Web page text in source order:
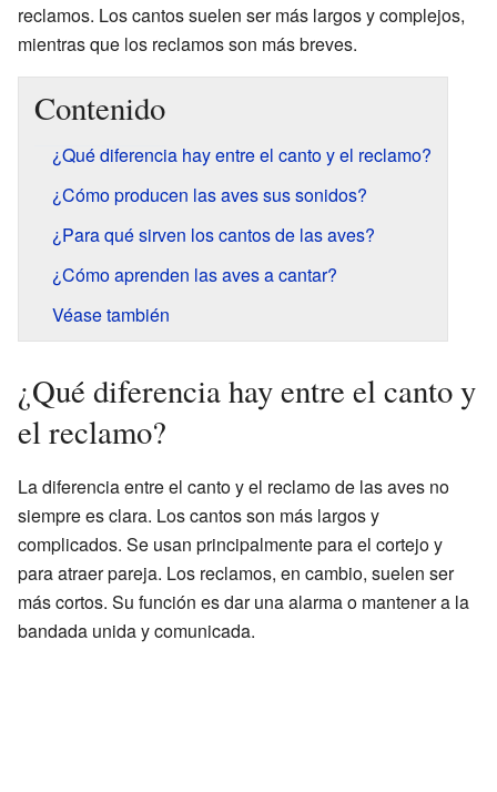
reclamos. Los cantos suelen ser más largos y complejos,
mientras que los reclamos son más breves.
Contenido
¿Qué diferencia hay entre el canto y el reclamo?
¿Cómo producen las aves sus sonidos?
¿Para qué sirven los cantos de las aves?
¿Cómo aprenden las aves a cantar?
Véase también
¿Qué diferencia hay entre el canto y
el reclamo?
La diferencia entre el canto y el reclamo de las aves no
siempre es clara. Los cantos son más largos y
complicados. Se usan principalmente para el cortejo y
para atraer pareja. Los reclamos, en cambio, suelen ser
más cortos. Su función es dar una alarma o mantener a la
bandada unida y comunicada.